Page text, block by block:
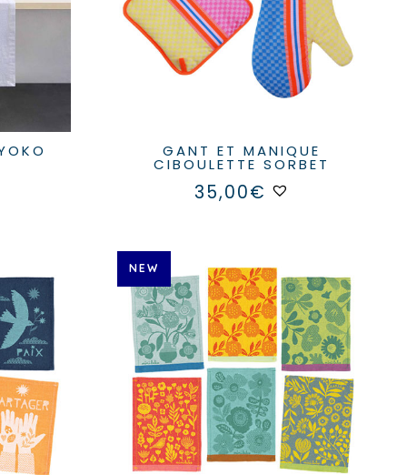
du
GANT ET MANIQUE
CIBOULETTE SORBET
35,00€
NEW